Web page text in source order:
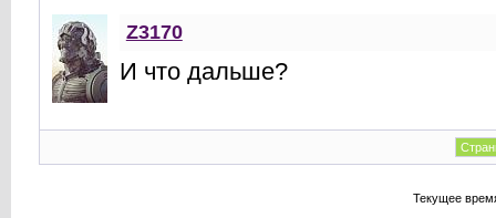
Z3170
И что дальше?
Текущее